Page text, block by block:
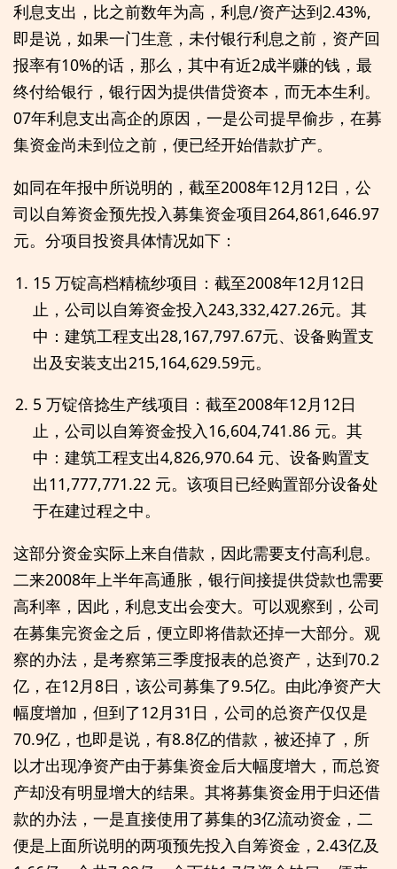
利息支出，比之前数年为高，利息/资产达到2.43%,
即是说，如果一门生意，未付银行利息之前，资产回
报率有10%的话，那么，其中有近2成半赚的钱，最
终付给银行，银行因为提供借贷资本，而无本生利。
07年利息支出高企的原因，一是公司提早偷步，在募
集资金尚未到位之前，便已经开始借款扩产。
如同在年报中所说明的，截至2008年12月12日，公
司以自筹资金预先投入募集资金项目264,861,646.97
元。分项目投资具体情况如下：
15 万锭高档精梳纱项目：截至2008年12月12日
止，公司以自筹资金投入243,332,427.26元。其
中：建筑工程支出28,167,797.67元、设备购置支
出及安装支出215,164,629.59元。
5 万锭倍捻生产线项目：截至2008年12月12日
止，公司以自筹资金投入16,604,741.86 元。其
中：建筑工程支出4,826,970.64 元、设备购置支
出11,777,771.22 元。该项目已经购置部分设备处
于在建过程之中。
这部分资金实际上来自借款，因此需要支付高利息。
二来2008年上半年高通胀，银行间接提供贷款也需要
高利率，因此，利息支出会变大。可以观察到，公司
在募集完资金之后，便立即将借款还掉一大部分。观
察的办法，是考察第三季度报表的总资产，达到70.2
亿，在12月8日，该公司募集了9.5亿。由此净资产大
幅度增加，但到了12月31日，公司的总资产仅仅是
70.9亿，也即是说，有8.8亿的借款，被还掉了，所
以才出现净资产由于募集资金后大幅度增大，而总资
产却没有明显增大的结果。其将募集资金用于归还借
款的办法，一是直接使用了募集的3亿流动资金，二
便是上面所说明的两项预先投入自筹资金，2.43亿及